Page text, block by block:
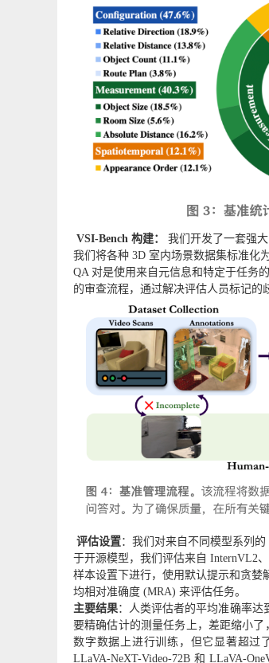
VSI-Bench 构建：
我们开发了一套强
我们将各种 3D 室内场景数据集标准化
QA 对是使用来自元信息和特定于任务
的审查流程，通过解决评估人员标记的
评估设置：我们对来自不同模型系列
于开源模型，我们评估来自 InternVL2
样本设置下进行，使用默认提示和贪
均相对准确度 (MRA) 来评估任务。
主要结果：人类评估者的平均准确率达
要精确估计的测量任务上，差距缩小
数字数据上进行训练，但它显著超过
LLaVA-NeXT-Video-72B 和 LLaVA-